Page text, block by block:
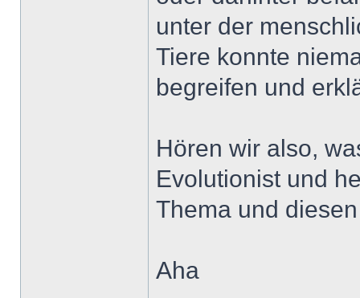
unter der
Tiere konnte
begreifen und
Hören wir also,
Evolutionist und
Thema und
Aha